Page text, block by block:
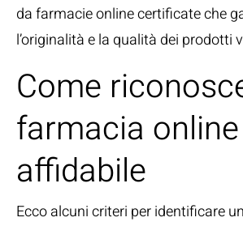
da farmacie online certificate che
l’originalità e la qualità dei prodotti
Come
farmacia online
affidabile
Ecco alcuni criteri per identificare